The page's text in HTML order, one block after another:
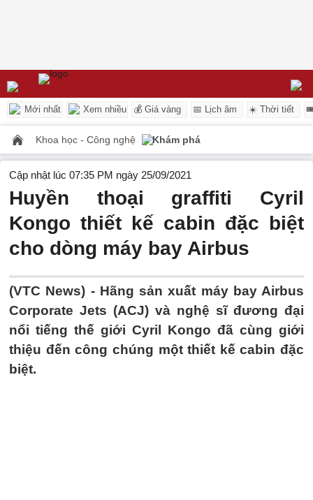
Mới nhất Xem nhiều 💰 Giá vàng 📅 Lịch âm ☀️ Thời tiết
Khoa học - Công nghệ Khám phá
Cập nhật lúc 07:35 PM ngày 25/09/2021
Huyền thoại graffiti Cyril
Kongo thiết kế cabin đặc biệt
cho dòng máy bay Airbus
(VTC News) - Hãng sản xuất máy bay Airbus
Corporate Jets (ACJ) và nghệ sĩ đương đại
nổi tiếng thế giới Cyril Kongo đã cùng giới
thiệu đến công chúng một thiết kế cabin đặc
biệt.